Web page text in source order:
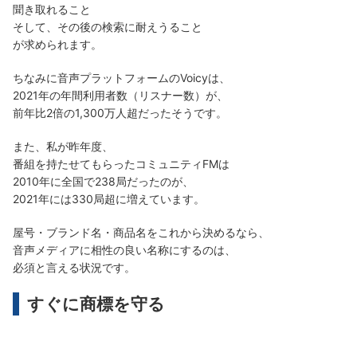
聞き取れること
そして、その後の検索に耐えうること
が求められます。
ちなみに音声プラットフォームのVoicyは、
2021年の年間利用者数（リスナー数）が、
前年比2倍の1,300万人超だったそうです。
また、私が昨年度、
番組を持たせてもらったコミュニティFMは
2010年に全国で238局だったのが、
2021年には330局超に増えています。
屋号・ブランド名・商品名をこれから決めるなら、
音声メディアに相性の良い名称にするのは、
必須と言える状況です。
すぐに商標を守る